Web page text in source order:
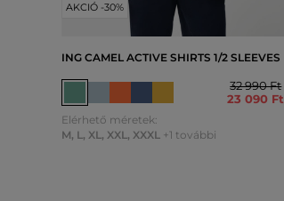
AKCIÓ -30%
ING CAMEL ACTIVE SHIRTS 1/2 SLEEVES
32 990 Ft
23 090 Ft
Elérhető méretek:
M, L, XL, XXL, XXXL +1 további